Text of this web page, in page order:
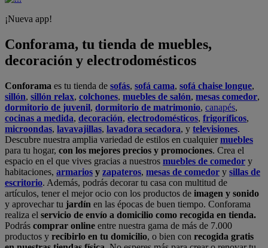
¡Nueva app!
Conforama, tu tienda de muebles,
decoración y electrodomésticos
Conforama es tu tienda de sofás, sofá cama, sofá chaise longue,
sillón, sillón relax, colchones, muebles de salón, mesas comedor,
dormitorio de juvenil, dormitorio de matrimonio, canapés,
cocinas a medida, decoración, electrodomésticos, frigoríficos,
microondas, lavavajillas, lavadora secadora, y televisiones.
Descubre nuestra amplia variedad de estilos en cualquiermuebles
para tu hogar, con los mejores precios y promociones. Crea el
espacio en el que vives gracias a nuestros muebles de comedor y
habitaciones, armarios y zapateros, mesas de comedor y sillas de
escritorio. Además, podrás decorar tu casa con multitud de
artículos, tener el mejor ocio con los productos de imagen y sonido
y aprovechar tu jardín en las épocas de buen tiempo. Conforama
realiza el servicio de envío a domicilio como recogida en tienda.
Podrás comprar online entre nuestra gama de más de 7.000
productos y recibirlo en tu domicilio, o bien con recogida gratis